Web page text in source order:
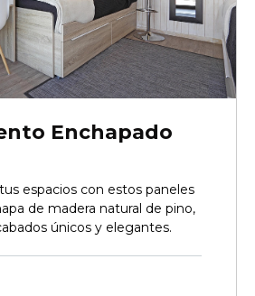
Enchapado
espacios con estos paneles
de madera natural de pino,
únicos y elegantes.